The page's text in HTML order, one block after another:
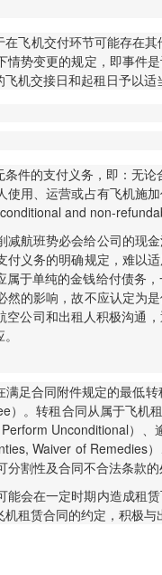
飞机交付环节可能存在
势变更的规定，即事件
机交接日和起租日予以适
件的支付义务，即：无
用、运营或占有飞机施
and non-
航班势必会给公司的现
义务的明确规定，难以
于单纯的金钱给付债务
的影响，故不应认定为
公司和出租人积极沟通
足合同附件规定的最低
）。转租合同从属于飞
Unconditional）
Waiver of Remedies
割性及合同不合法条款
会在一定时期内造成租
租赁合同的约定，积极与